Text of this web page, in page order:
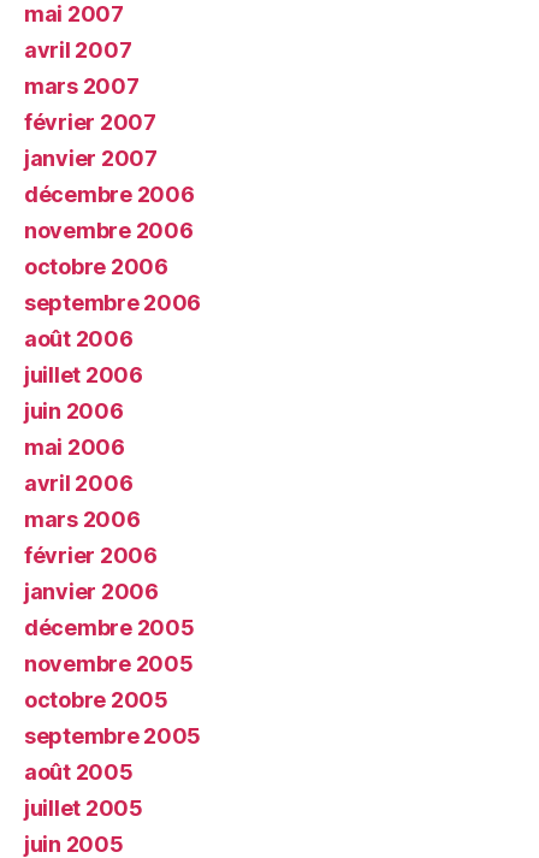
mai 2007
avril 2007
mars 2007
février 2007
janvier 2007
décembre 2006
novembre 2006
octobre 2006
septembre 2006
août 2006
juillet 2006
juin 2006
mai 2006
avril 2006
mars 2006
février 2006
janvier 2006
décembre 2005
novembre 2005
octobre 2005
septembre 2005
août 2005
juillet 2005
juin 2005